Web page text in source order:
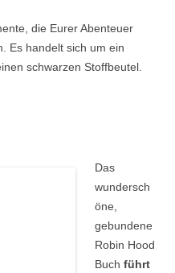
die Eurer Abenteuer
Es handelt sich um ein
schwarzen Stoffbeutel.
Das
wundersch
öne,
gebundene
Robin Hood
Buch führt